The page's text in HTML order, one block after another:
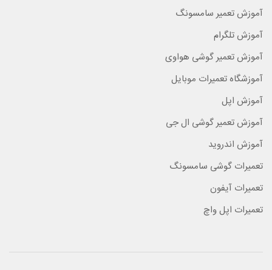
آموزش تعمیر سامسونگ
آموزش تلگرام
آموزش تعمیر گوشی هواوی
آموزشگاه تعمیرات موبایل
آموزش اپل
آموزش تعمیر گوشی ال جی
آموزش اندروید
تعمیرات گوشی سامسونگ
تعمیرات آیفون
تعمیرات اپل واچ